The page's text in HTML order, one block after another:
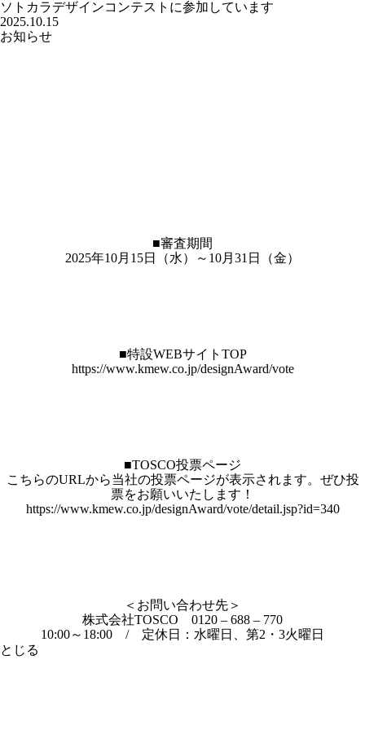
ソトカラデザインコンテストに参加しています
2025.10.15
お知らせ
■審査期間
2025年10月15日（水）～10月31日（金）
■特設WEBサイトTOP
https://www.kmew.co.jp/designAward/vote
■TOSCO投票ページ
こちらのURLから当社の投票ページが表示されます。ぜひ投
票をお願いいたします！
https://www.kmew.co.jp/designAward/vote/detail.jsp?id=340
＜お問い合わせ先＞
株式会社TOSCO 0120 – 688 – 770
10:00～18:00 / 定休日：水曜日、第2・3火曜日